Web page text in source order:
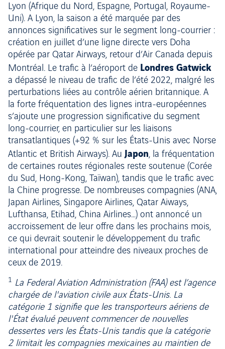
Lyon (Afrique du Nord, Espagne, Portugal, Royaume-
Uni). A Lyon, la saison a été marquée par des
annonces significatives sur le segment long-courrier :
création en juillet d’une ligne directe vers Doha
opérée par Qatar Airways, retour d’Air Canada depuis
Montréal. Le trafic à l’aéroport de Londres Gatwick
a dépassé le niveau de trafic de l’été 2022, malgré les
perturbations liées au contrôle aérien britannique. A
la forte fréquentation des lignes intra-européennes
s’ajoute une progression significative du segment
long-courrier, en particulier sur les liaisons
transatlantiques (+92 % sur les États-Unis avec Norse
Atlantic et British Airways). AuJapon, la fréquentation
de certaines routes régionales reste soutenue (Corée
du Sud, Hong-Kong, Taïwan), tandis que le trafic avec
la Chine progresse. De nombreuses compagnies (ANA,
Japan Airlines, Singapore Airlines, Qatar Aiways,
Lufthansa, Etihad, China Airlines…) ont annoncé un
accroissement de leur offre dans les prochains mois,
ce qui devrait soutenir le développement du trafic
international pour atteindre des niveaux proches de
ceux de 2019.
1
La Federal Aviation Administration (FAA) est l’agence
chargée de l'aviation civile aux États-Unis. La
catégorie 1 signifie que les transporteurs aériens de
l'État évalué peuvent commencer de nouvelles
dessertes vers les États-Unis tandis que la catégorie
2 limitait les compagnies mexicaines au maintien de